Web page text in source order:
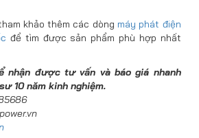
khảo thêm các dòng máy phát điện
để tìm được sản phẩm phù hợp nhất
nhận được tư vấn và báo giá nhanh
10 năm kinh nghiệm.